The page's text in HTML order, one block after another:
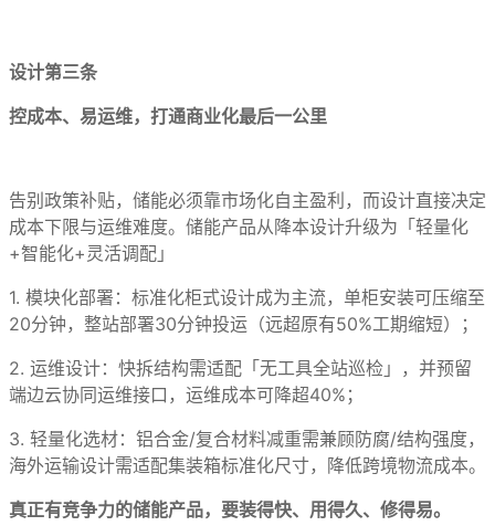
设计第三条
控成本、易运维，打通商业化最后一公里
告别政策补贴，储能必须靠市场化自主盈利，而设计直接决定
成本下限与运维难度。储能产品从降本设计升级为「轻量化
+智能化+灵活调配」
1. 模块化部署：标准化柜式设计成为主流，单柜安装可压缩至
20分钟，整站部署30分钟投运（远超原有50%工期缩短）；
2. 运维设计：快拆结构需适配「无工具全站巡检」，并预留
端边云协同运维接口，运维成本可降超40%；
3. 轻量化选材：铝合金/复合材料减重需兼顾防腐/结构强度，
海外运输设计需适配集装箱标准化尺寸，降低跨境物流成本。
真正有竞争力的储能产品，要装得快、用得久、修得易。